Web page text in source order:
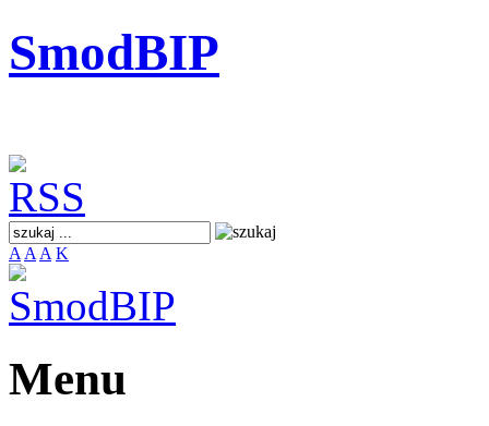
SmodBIP
A A A K
Menu